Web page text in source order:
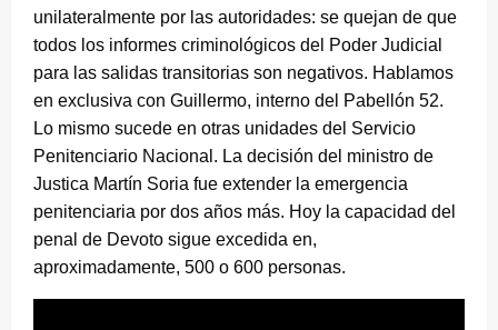
unilateralmente por las autoridades: se quejan de que
todos los informes criminológicos del Poder Judicial
para las salidas transitorias son negativos. Hablamos
en exclusiva con Guillermo, interno del Pabellón 52.
Lo mismo sucede en otras unidades del Servicio
Penitenciario Nacional. La decisión del ministro de
Justica Martín Soria fue extender la emergencia
penitenciaria por dos años más. Hoy la capacidad del
penal de Devoto sigue excedida en,
aproximadamente, 500 o 600 personas.